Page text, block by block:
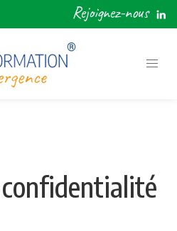
Rejoignez-nous